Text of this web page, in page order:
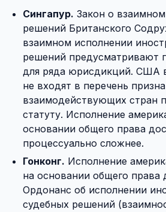
Сингапур. Закон о
решений Британского
взаимном исполнении
решений предусматривают
для ряда юрисдикций. США
не входят в перечень
взаимодействующих стран
статуту. Исполнение
основании общего права
процессуально сложнее.
Гонконг. Исполнение
на основании общего права
Ордонанс об исполнении
судебных решений